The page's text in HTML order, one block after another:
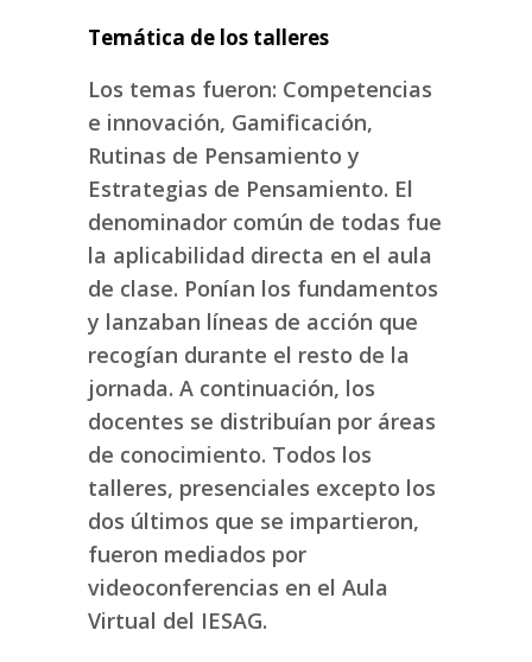
Temática de los talleres
Los temas fueron: Competencias
e innovación, Gamificación,
Rutinas de Pensamiento y
Estrategias de Pensamiento. El
denominador común de todas fue
la aplicabilidad directa en el aula
de clase. Ponían los fundamentos
y lanzaban líneas de acción que
recogían durante el resto de la
jornada. A continuación, los
docentes se distribuían por áreas
de conocimiento. Todos los
talleres, presenciales excepto los
dos últimos que se impartieron,
fueron mediados por
videoconferencias en el Aula
Virtual del IESAG.